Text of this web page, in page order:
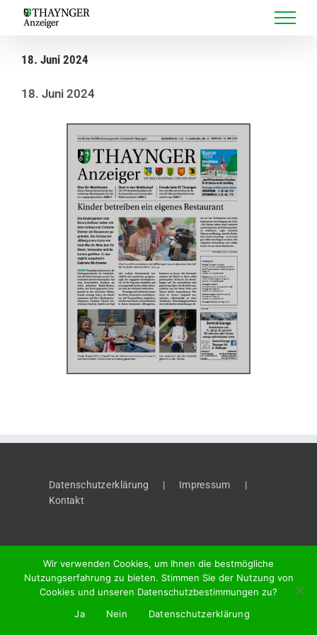
18. Juni 2024
18. Juni 2024
Datenschutzerklärung
Impressum
Kontakt
2026 "Thaynger Anzeiger", Meier + Cie AG, Vordergasse 58, 8201
Schaffhausen
Wir verwenden Cookies, um Ihnen die bestmögliche
Nutzungserfahrung zu bieten. Stimmen Sie der Nutzung von
Cookies und unseren Datenschutzbestimmungen zu?
Ja
Nein Datenschutzerklärung